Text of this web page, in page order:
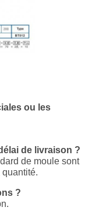
ou les
de livraison ?
de moule sont
?